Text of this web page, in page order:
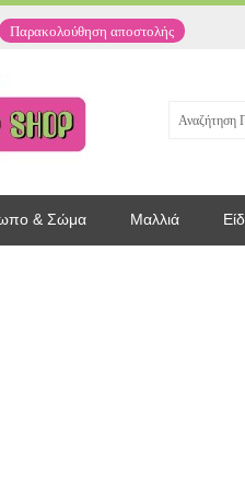
Παρακολούθηση αποστολής
& Σώμα Μαλλιά